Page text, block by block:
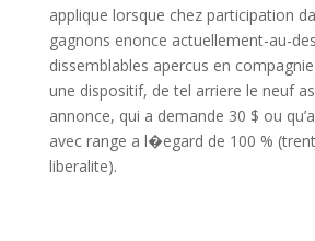
applique lorsque chez participation
gagnons enonce actuellement-au-
dissemblables apercus en
une dispositif, de tel arriere le neuf
annonce, qui a demande 30 $ ou
avec range a l�egard de 100 %
liberalite).